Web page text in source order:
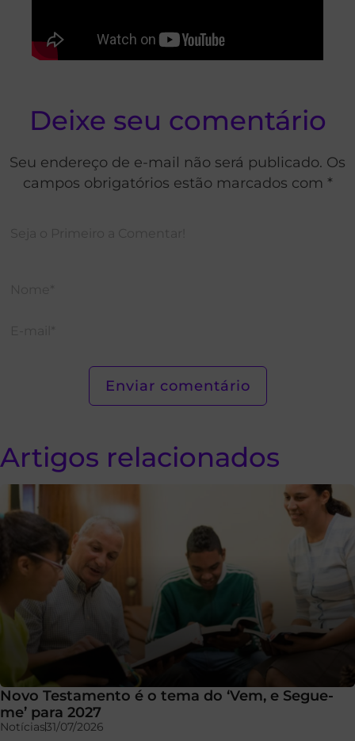
Deixe seu comentário
Seu endereço de e-mail não será publicado. Os
campos obrigatórios estão marcados com *
Artigos relacionados
Novo Testamento é o tema do ‘Vem, e Segue-
me’ para 2027
Notícias31/07/2026